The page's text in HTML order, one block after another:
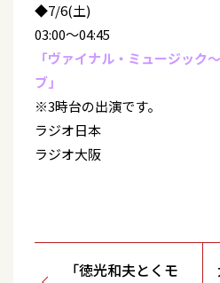
◆7/6(土)
03:00～04:45
「ヴァイナル・ミュージック
ブ」
※3時台の出演です。
ラジオ日本
ラジオ大阪
「徳光和夫とくモ